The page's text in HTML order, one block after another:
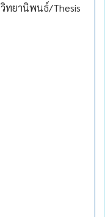
วิทยานิพนธ์/Thesis